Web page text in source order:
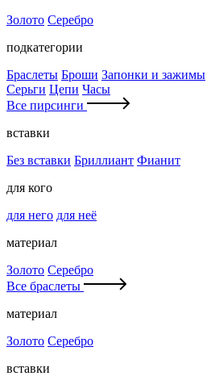
Золото Серебро
подкатегории
Браслеты Броши Запонки и зажимы
Серьги Цепи Часы
Все пирсинги
вставки
Без вставки Бриллиант Фианит
для кого
для него для неё
материал
Золото Серебро
Все браслеты
материал
Золото Серебро
вставки